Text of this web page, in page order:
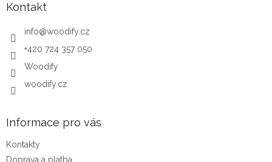
Kontakt
info@woodify.cz
+420 724 357 050
Woodify
woodify.cz
Informace pro vás
Kontakty
Doprava a platba